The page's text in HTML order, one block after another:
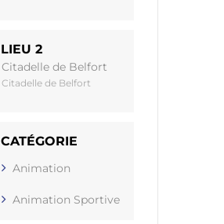
LIEU 2
Citadelle de Belfort
Citadelle de Belfort
CATÉGORIE
Animation
Animation Sportive